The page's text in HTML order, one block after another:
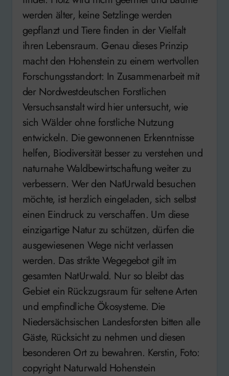
werden älter, keine Setzlinge werden
gepflanzt und Tiere finden in der Vielfalt
ihren Lebensraum. Genau dieses Prinzip
macht den Hohenstein zu einem wertvollen
Forschungsstandort: In Zusammenarbeit mit
der Nordwestdeutschen Forstlichen
Versuchsanstalt wird hier untersucht, wie
sich Wälder ohne forstliche Nutzung
entwickeln. Die gewonnenen Erkenntnisse
helfen, Biodiversität besser zu verstehen und
naturnahe Waldbewirtschaftung weiter zu
verbessern. Wer den NatUrwald besuchen
möchte, ist herzlich eingeladen, sich selbst
einen Eindruck zu verschaffen. Um diese
einzigartige Natur zu schützen, dürfen die
ausgewiesenen Wege nicht verlassen
werden. Das strikte Wegegebot gilt im
gesamten NatUrwald. Nur so bleibt das
Gebiet ein Rückzugsraum für seltene Arten
und empfindliche Ökosysteme. Die
Niedersächsischen Landesforsten bitten alle
Gäste, Rücksicht zu nehmen und diesen
besonderen Ort zu bewahren. Kerstin, Foto:
copyright Naturwald Hohenstein